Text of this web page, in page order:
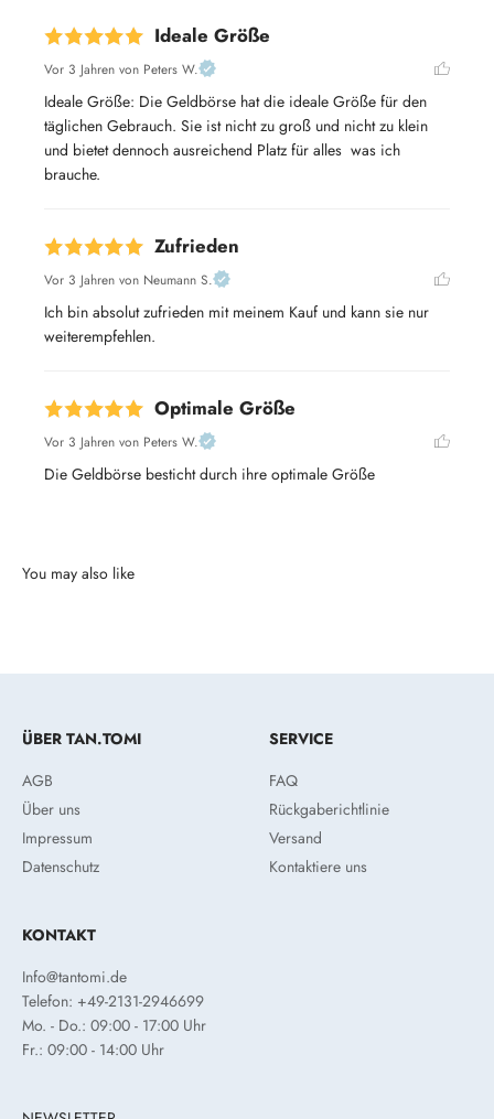
Ideale Größe
Vor 3 Jahren von Peters W.
Ideale Größe: Die Geldbörse hat die ideale Größe für den
täglichen Gebrauch. Sie ist nicht zu groß und nicht zu klein
und bietet dennoch ausreichend Platz für alles  was ich
brauche.
Zufrieden
Vor 3 Jahren von Neumann S.
Ich bin absolut zufrieden mit meinem Kauf und kann sie nur
weiterempfehlen.
Optimale Größe
Vor 3 Jahren von Peters W.
Die Geldbörse besticht durch ihre optimale Größe
ÜBER TAN.TOMI
AGB
Über uns
Impressum
Datenschutz
SERVICE
FAQ
Rückgaberichtlinie
Versand
Kontaktiere uns
KONTAKT
Info@tantomi.de
Telefon: +49-2131-2946699
Mo. - Do.: 09:00 - 17:00 Uhr
Fr.: 09:00 - 14:00 Uhr